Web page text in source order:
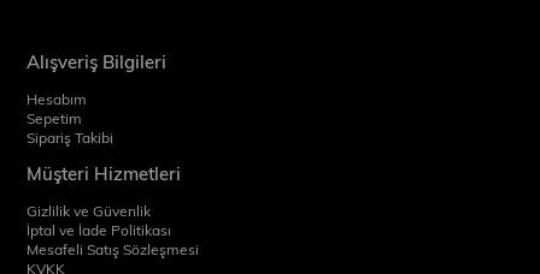
Alışveriş Bilgileri
Hesabım
Sepetim
Sipariş Takibi
Müşteri Hizmetleri
Gizlilik ve Güvenlik
İptal ve İade Politikası
Mesafeli Satış Sözleşmesi
KVKK